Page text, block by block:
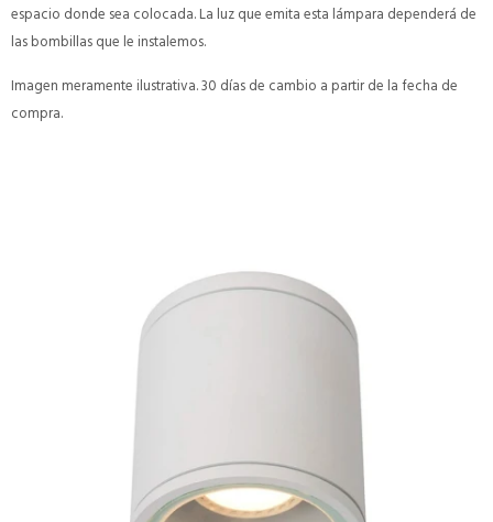
espacio donde sea colocada. La luz que emita esta lámpara dependerá de
las bombillas que le instalemos.
Imagen meramente ilustrativa. 30 días de cambio a partir de la fecha de
compra.